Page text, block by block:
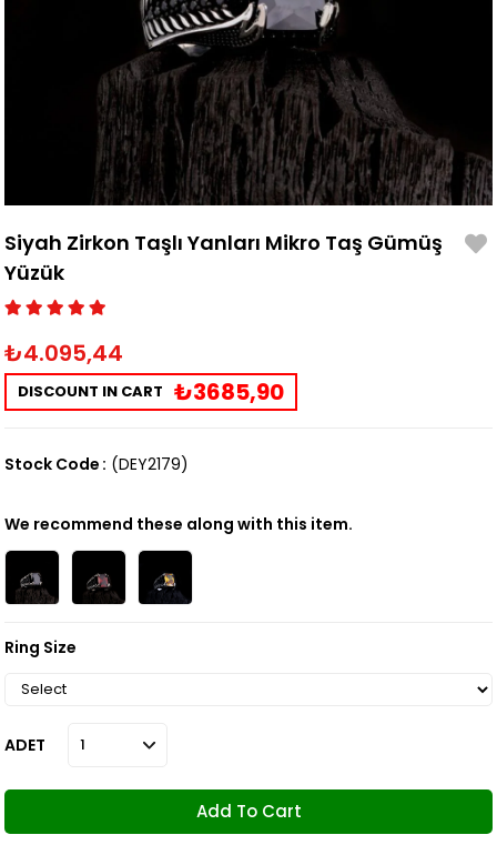
Siyah Zirkon Taşlı Yanları Mikro Taş Gümüş
Yüzük
₺4.095,44
DISCOUNT IN CART ₺3685,90
Stock Code (DEY2179)
We recommend these along with this item.
Ring Size
ADET